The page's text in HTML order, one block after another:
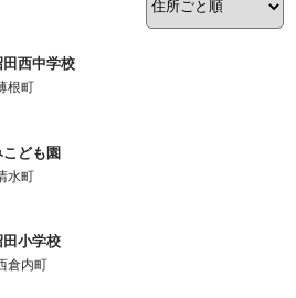
西中学校
根町
ども園
水町
小学校
倉内町